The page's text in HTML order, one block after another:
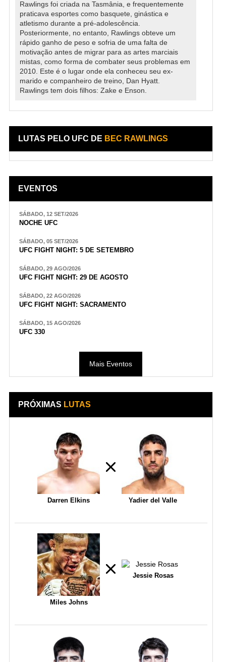
Rawlings foi criada na Tasmânia, e frequentemente
praticava esportes como basquete, ginástica e
atletismo durante a pré-adolescência.
Posteriormente, no entanto, Rawlings obteve um
rápido ganho de peso e sofria de uma falta de
motivação antes de migrar para as artes marciais
mistas, como forma de combater seus problemas em
2010. Este é o lugar onde ela conheceu seu ex-
marido e companheiro de treino, Dan Hyatt.
Rawlings tem dois filhos: Zake e Enson.
LUTAS PELO UFC DE BEC RAWLINGS
EVENTOS
SÁBADO, 12 SET/2026
NOCHE UFC
SÁBADO, 05 SET/2026
UFC FIGHT NIGHT: 5 DE SETEMBRO
SÁBADO, 29 AGO/2026
UFC FIGHT NIGHT: 29 DE AGOSTO
SÁBADO, 22 AGO/2026
UFC FIGHT NIGHT: SACRAMENTO
SÁBADO, 15 AGO/2026
UFC 330
Mais Eventos
PRÓXIMAS LUTAS
Darren Elkins Yadier del Valle
Miles Johns
Jessie Rosas